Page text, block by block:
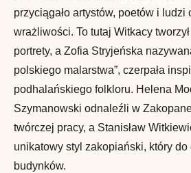
przyciągało artystów, poetów i ludzi
wrażliwości. To tutaj Witkacy
portrety, a Zofia Stryjeńska
polskiego malarstwa”, czerpała
podhalańskiego folkloru. Helena
Szymanowski odnaleźli w
twórczej pracy, a Stanisław
unikatowy styl zakopiański, który
budynków.